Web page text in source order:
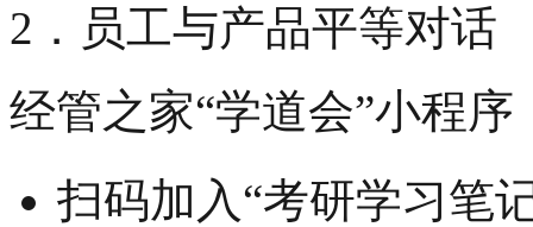
2．员工与产品平等对话
经管之家“学道会”小程序
扫码加入“考研学习笔